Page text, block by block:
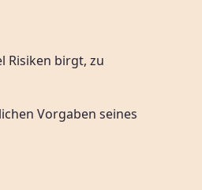
Risiken birgt, zu
Vorgaben seines